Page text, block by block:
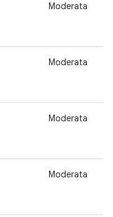
Moderata
Moderata
Moderata
Moderata